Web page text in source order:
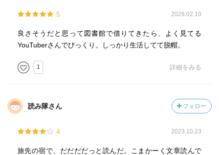
5 2026.02.10
良さそうだと思って図書館で借りてきたら、よく見てる
YouTuberさんでびっくり。しっかり生活してて脱帽。
1 詳細をみる
読み隊さん フォロー
4 2023.10.23
旅先の宿で、だだだだっと読んだ。こまかーく文章読んで